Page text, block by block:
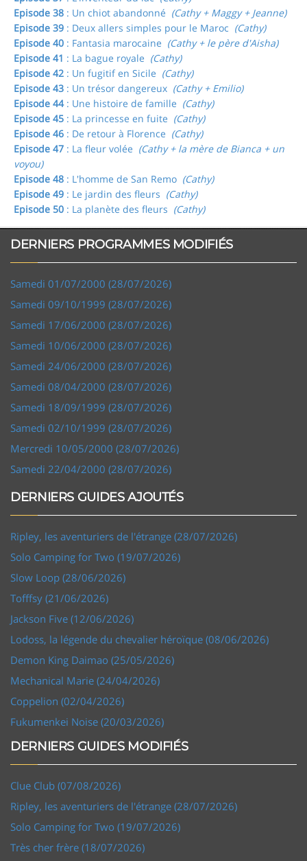
Episode 38 : Un chiot abandonné (Cathy + Maggy + Jeanne)
Episode 39 : Deux allers simples pour le Maroc (Cathy)
Episode 40 : Fantasia marocaine (Cathy + le père d'Aisha)
Episode 41 : La bague royale (Cathy)
Episode 42 : Un fugitif en Sicile (Cathy)
Episode 43 : Un trésor dangereux (Cathy + Emilio)
Episode 44: Une histoire de famille (Cathy)
Episode 45 : La princesse en fuite (Cathy)
Episode 46 : De retour à Florence (Cathy)
Episode 47 : La fleur volée (Cathy + la mère de Bianca + un
voyou)
Episode 48 : L'homme de San Remo (Cathy)
Episode 49 : Le jardin des fleurs (Cathy)
Episode 50 : La planète des fleurs (Cathy)
DERNIERS PROGRAMMES MODIFIÉS
Samedi 01/07/2000 (28/07/2026)
Samedi 09/10/1999 (28/07/2026)
Samedi 17/06/2000 (28/07/2026)
Samedi 10/06/2000 (28/07/2026)
Samedi 24/06/2000 (28/07/2026)
Samedi 08/04/2000 (28/07/2026)
Samedi 18/09/1999 (28/07/2026)
Samedi 02/10/1999 (28/07/2026)
Mercredi 10/05/2000 (28/07/2026)
Samedi 22/04/2000 (28/07/2026)
DERNIERS GUIDES AJOUTÉS
Ripley, les aventuriers de l'étrange (28/07/2026)
Solo Camping for Two (19/07/2026)
Slow Loop (28/06/2026)
Tofffsy (21/06/2026)
Jackson Five (12/06/2026)
Lodoss, la légende du chevalier héroïque (08/06/2026)
Demon King Daimao (25/05/2026)
Mechanical Marie (24/04/2026)
Coppelion (02/04/2026)
Fukumenkei Noise (20/03/2026)
DERNIERS GUIDES MODIFIÉS
Clue Club (07/08/2026)
Ripley, les aventuriers de l'étrange (28/07/2026)
Solo Camping for Two (19/07/2026)
Très cher frère (18/07/2026)